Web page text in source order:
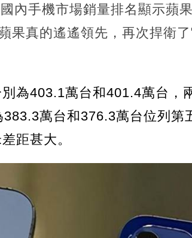
內手機市場銷量排名顯示蘋
果真的遙遙領先，再次捍衛
為403.1萬台和401.4萬台，
萬台和376.3萬台位列第
距甚大。